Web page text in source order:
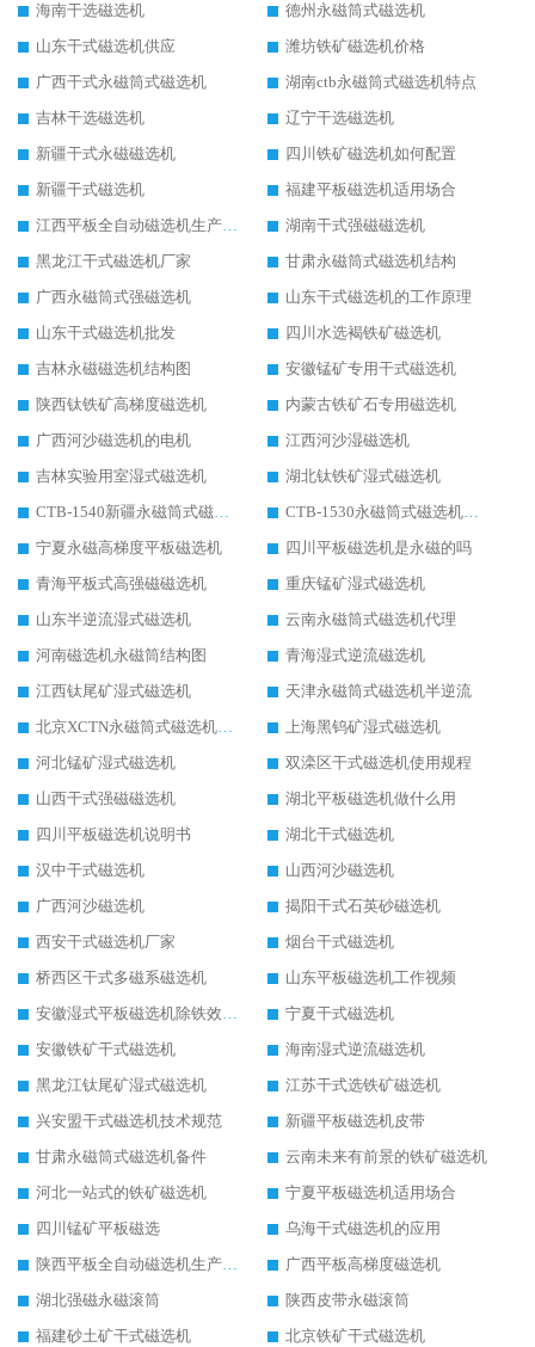
海南干选磁选机
德州永磁筒式磁选机
山东干式磁选机供应
潍坊铁矿磁选机价格
广西干式永磁筒式磁选机
湖南ctb永磁筒式磁选机特点
吉林干选磁选机
辽宁干选磁选机
新疆干式永磁磁选机
四川铁矿磁选机如何配置
新疆干式磁选机
福建平板磁选机适用场合
江西平板全自动磁选机生产厂家
湖南干式强磁磁选机
黑龙江干式磁选机厂家
甘肃永磁筒式磁选机结构
广西永磁筒式强磁选机
山东干式磁选机的工作原理
山东干式磁选机批发
四川水选褐铁矿磁选机
吉林永磁磁选机结构图
安徽锰矿专用干式磁选机
陕西钛铁矿高梯度磁选机
内蒙古铁矿石专用磁选机
广西河沙磁选机的电机
江西河沙湿磁选机
吉林实验用室湿式磁选机
湖北钛铁矿湿式磁选机
CTB-1540新疆永磁筒式磁选机
CTB-1530永磁筒式磁选机代理商
宁夏永磁高梯度平板磁选机
四川平板磁选机是永磁的吗
青海平板式高强磁磁选机
重庆锰矿湿式磁选机
山东半逆流湿式磁选机
云南永磁筒式磁选机代理
河南磁选机永磁筒结构图
青海湿式逆流磁选机
江西钛尾矿湿式磁选机
天津永磁筒式磁选机半逆流
北京XCTN永磁筒式磁选机磁块位置
上海黑钨矿湿式磁选机
河北锰矿湿式磁选机
双滦区干式磁选机使用规程
山西干式强磁磁选机
湖北平板磁选机做什么用
四川平板磁选机说明书
湖北干式磁选机
汉中干式磁选机
山西河沙磁选机
广西河沙磁选机
揭阳干式石英砂磁选机
西安干式磁选机厂家
烟台干式磁选机
桥西区干式多磁系磁选机
山东平板磁选机工作视频
安徽湿式平板磁选机除铁效果怎么样
宁夏干式磁选机
安徽铁矿干式磁选机
海南湿式逆流磁选机
黑龙江钛尾矿湿式磁选机
江苏干式选铁矿磁选机
兴安盟干式磁选机技术规范
新疆平板磁选机皮带
甘肃永磁筒式磁选机备件
云南未来有前景的铁矿磁选机
河北一站式的铁矿磁选机
宁夏平板磁选机适用场合
四川锰矿平板磁选
乌海干式磁选机的应用
陕西平板全自动磁选机生产厂家
广西平板高梯度磁选机
湖北强磁永磁滚筒
陕西皮带永磁滚筒
福建砂土矿干式磁选机
北京铁矿干式磁选机